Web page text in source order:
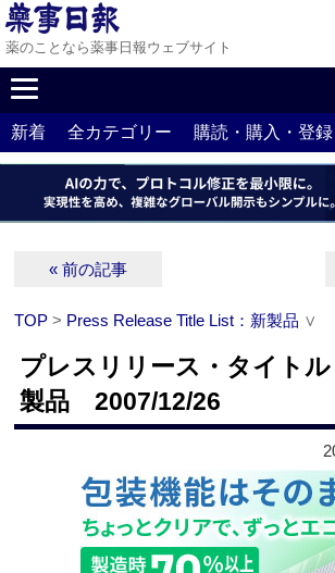
薬のことなら薬事日報ウェブサイト
新着 全カテゴリー 購読・購入・登録
« 前の記事
TOP > Press Release Title List：新製品 ∨
プレスリリース・タイト
製品 2007/12/26